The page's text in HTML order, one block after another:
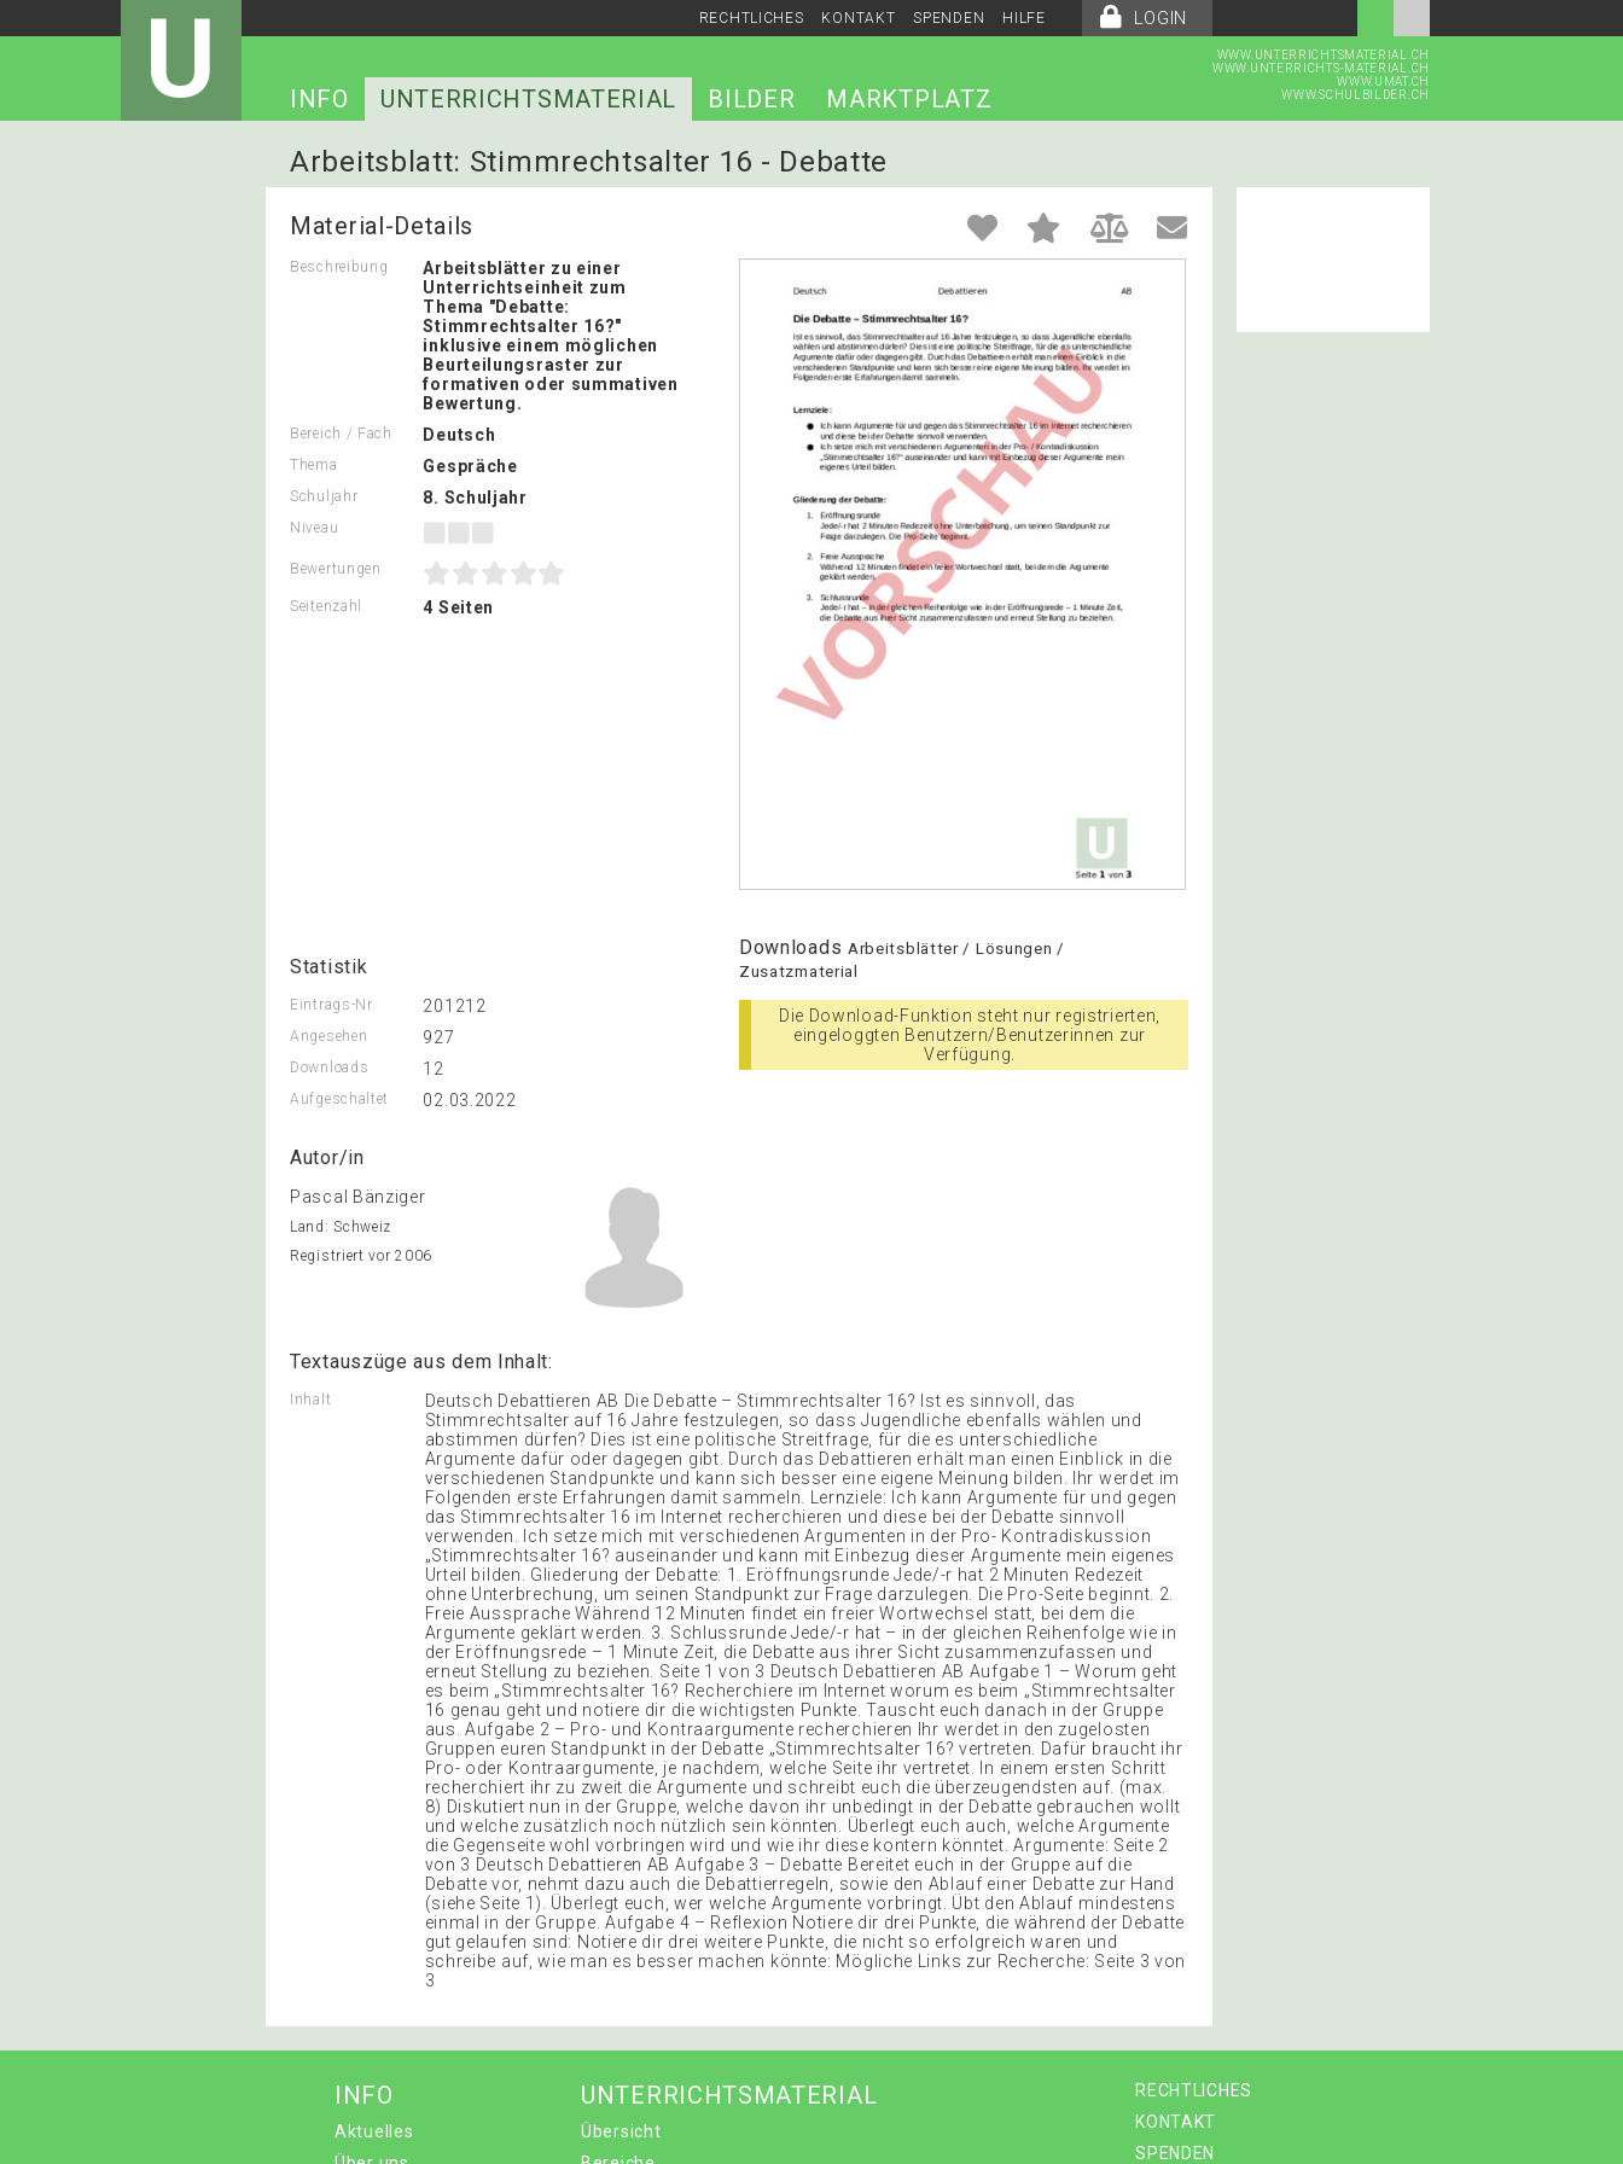
LOGIN
RECHTLICHES KONTAKT SPENDEN HILFE
U
WWW.UNTERRICHTSMATERIAL.CH
WWW.UNTERRICHTS-MATERIAL.CH
WWW.UMAT.CH
WWW.SCHULBILDER.CH
INFO UNTERRICHTSMATERIAL BILDER MARKTPLATZ
Arbeitsblatt: Stimmrechtsalter 16 - Debatte
Material-Details
Beschreibung
Arbeitsblätter zu einer
Unterrichtseinheit zum
Thema "Debatte:
Stimmrechtsalter 16?"
inklusive einem möglichen
Beurteilungsraster zur
formativen oder summativen
Bewertung.
Bereich / Fach Deutsch
Thema Gespräche
Schuljahr 8. Schuljahr
Niveau
Bewertungen
Seitenzahl 4 Seiten
Statistik
Eintrags-Nr. 201212
Angesehen 927
Downloads 12
Aufgeschaltet 02.03.2022
Autor/in
Pascal Bänziger
Land: Schweiz
Registriert vor 2006
Downloads Arbeitsblätter / Lösungen /
Zusatzmaterial
Die Download-Funktion steht nur registrierten,
eingeloggten Benutzern/Benutzerinnen zur
Verfügung.
Textauszüge aus dem Inhalt:
Inhalt
Deutsch Debattieren AB Die Debatte – Stimmrechtsalter 16? Ist es sinnvoll, das
Stimmrechtsalter auf 16 Jahre festzulegen, so dass Jugendliche ebenfalls wählen und
abstimmen dürfen? Dies ist eine politische Streitfrage, für die es unterschiedliche
Argumente dafür oder dagegen gibt. Durch das Debattieren erhält man einen Einblick in die
verschiedenen Standpunkte und kann sich besser eine eigene Meinung bilden. Ihr werdet im
Folgenden erste Erfahrungen damit sammeln. Lernziele: Ich kann Argumente für und gegen
das Stimmrechtsalter 16 im Internet recherchieren und diese bei der Debatte sinnvoll
verwenden. Ich setze mich mit verschiedenen Argumenten in der Pro- Kontradiskussion
„Stimmrechtsalter 16? auseinander und kann mit Einbezug dieser Argumente mein eigenes
Urteil bilden. Gliederung der Debatte: 1. Eröffnungsrunde Jede/-r hat 2 Minuten Redezeit
ohne Unterbrechung, um seinen Standpunkt zur Frage darzulegen. Die Pro-Seite beginnt. 2.
Freie Aussprache Während 12 Minuten findet ein freier Wortwechsel statt, bei dem die
Argumente geklärt werden. 3. Schlussrunde Jede/-r hat – in der gleichen Reihenfolge wie in
der Eröffnungsrede – 1 Minute Zeit, die Debatte aus ihrer Sicht zusammenzufassen und
erneut Stellung zu beziehen. Seite 1 von 3 Deutsch Debattieren AB Aufgabe 1 – Worum geht
es beim „Stimmrechtsalter 16? Recherchiere im Internet worum es beim „Stimmrechtsalter
16 genau geht und notiere dir die wichtigsten Punkte. Tauscht euch danach in der Gruppe
aus. Aufgabe 2 – Pro- und Kontraargumente recherchieren Ihr werdet in den zugelosten
Gruppen euren Standpunkt in der Debatte „Stimmrechtsalter 16? vertreten. Dafür braucht ihr
Pro- oder Kontraargumente, je nachdem, welche Seite ihr vertretet. In einem ersten Schritt
recherchiert ihr zu zweit die Argumente und schreibt euch die überzeugendsten auf. (max.
8) Diskutiert nun in der Gruppe, welche davon ihr unbedingt in der Debatte gebrauchen wollt
und welche zusätzlich noch nützlich sein könnten. Überlegt euch auch, welche Argumente
die Gegenseite wohl vorbringen wird und wie ihr diese kontern könntet. Argumente: Seite 2
von 3 Deutsch Debattieren AB Aufgabe 3 – Debatte Bereitet euch in der Gruppe auf die
Debatte vor, nehmt dazu auch die Debattierregeln, sowie den Ablauf einer Debatte zur Hand
(siehe Seite 1). Überlegt euch, wer welche Argumente vorbringt. Übt den Ablauf mindestens
einmal in der Gruppe. Aufgabe 4 – Reflexion Notiere dir drei Punkte, die während der Debatte
gut gelaufen sind: Notiere dir drei weitere Punkte, die nicht so erfolgreich waren und
schreibe auf, wie man es besser machen könnte: Mögliche Links zur Recherche: Seite 3 von
3
RECHTLICHES
KONTAKT
SPENDEN
INFO
Aktuelles
UNTERRICHTSMATERIAL
Übersicht